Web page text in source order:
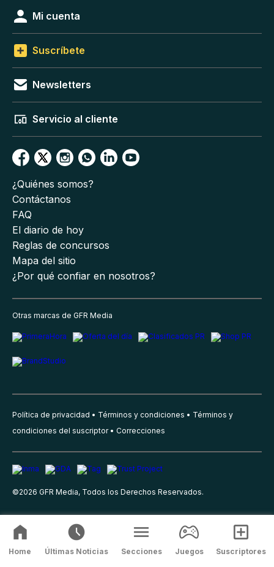
Mi cuenta
Suscríbete
Newsletters
Servicio al cliente
¿Quiénes somos?
Contáctanos
FAQ
El diario de hoy
Reglas de concursos
Mapa del sitio
¿Por qué confiar en nosotros?
Otras marcas de GFR Media
Política de privacidad Términos y condiciones
Términos y
condiciones del suscriptor
Correcciones
©2026 GFR Media, Todos los Derechos Reservados.
Home Últimas Noticias Secciones Juegos Suscriptores